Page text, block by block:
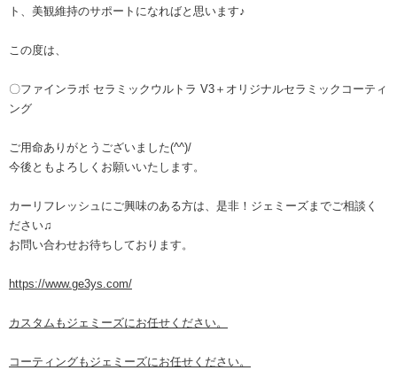
ト、美観維持のサポートになればと思います♪
この度は、
〇ファインラボ セラミックウルトラ V3＋オリジナルセラミックコーティ
ング
ご用命ありがとうございました(^^)/
今後ともよろしくお願いいたします。
カーリフレッシュにご興味のある方は、是非！ジェミーズまでご相談く
ださい♫
お問い合わせお待ちしております。
https://www.ge3ys.com/
カスタムもジェミーズにお任せください。
コーティングもジェミーズにお任せください。